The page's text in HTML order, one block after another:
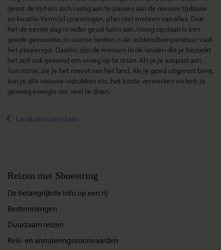
geest de tijd om zich rustig aan te passen aan de nieuwe tijdzone
en locatie. Vermijd spanningen, plan niet meteen van alles. Doe
het de eerste dag in ieder geval kalm aan. Vroeg opstaan is een
goede gewoonte; in warme landen is de ochtendtemperatuur vaak
het plezierigst. Daarbij zijn de mensen in de landen die je bezoekt
het zelf ook gewend om vroeg op te staan. Als je je aanpast aan
hun ritme, zie je het meest van het land. Als je goed uitgerust bent,
kun je alle nieuwe indrukken etc. het beste verwerken en heb je
genoeg energie om veel te doen.
Landinformatie Laos
Reizen met Shoestring
De belangrijkste info op een rij
Bestemmingen
Duurzaam reizen
Reis- en annuleringsvoorwaarden